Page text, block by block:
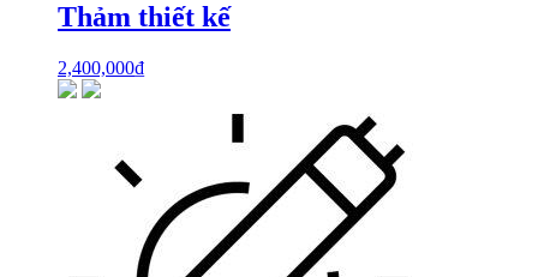
Thảm thiết kế
2,400,000₫